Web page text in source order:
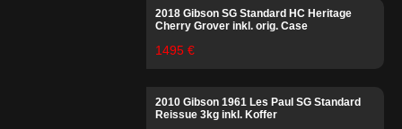
2018 Gibson SG Standard HC Heritage
Cherry Grover inkl. orig. Case
1495 €
2010 Gibson 1961 Les Paul SG Standard
Reissue 3kg inkl. Koffer